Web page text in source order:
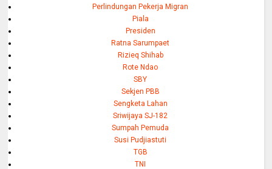
Perlindungan Pekerja Migran
Piala
Presiden
Ratna Sarumpaet
Rizieq Shihab
Rote Ndao
SBY
Sekjen PBB
Sengketa Lahan
Sriwijaya SJ-182
Sumpah Pemuda
Susi Pudjiastuti
TGB
TNI